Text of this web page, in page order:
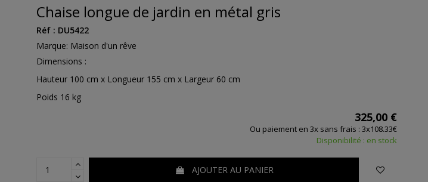
Chaise longue de jardin en métal gris
Réf : DU5422
Marque: Maison d'un rêve
Dimensions :
Hauteur 100 cm x Longueur 155 cm x Largeur 60 cm
Poids 16 kg
325,00 €
Ou paiement en 3x sans frais : 3x108.33€
Disponibilité : en stock
AJOUTER AU PANIER